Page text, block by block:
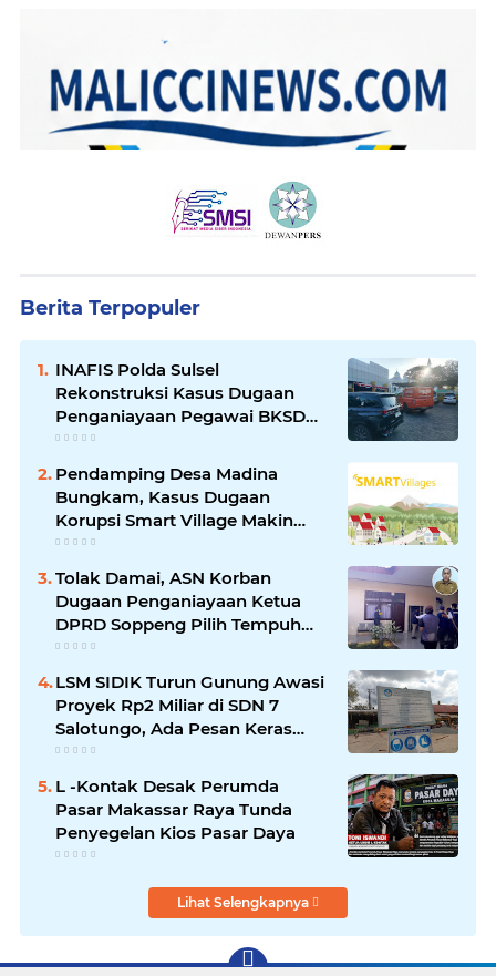
Berita Terpopuler
INAFIS Polda Sulsel
Rekonstruksi Kasus Dugaan
Penganiayaan Pegawai BKSDM
Soppeng
Pendamping Desa Madina
Bungkam, Kasus Dugaan
Korupsi Smart Village Makin
Jadi Sorotan
Tolak Damai, ASN Korban
Dugaan Penganiayaan Ketua
DPRD Soppeng Pilih Tempuh
Jalur Hukum
LSM SIDIK Turun Gunung Awasi
Proyek Rp2 Miliar di SDN 7
Salotungo, Ada Pesan Keras
untuk Pelaksana
L -Kontak Desak Perumda
Pasar Makassar Raya Tunda
Penyegelan Kios Pasar Daya
Lihat Selengkapnya